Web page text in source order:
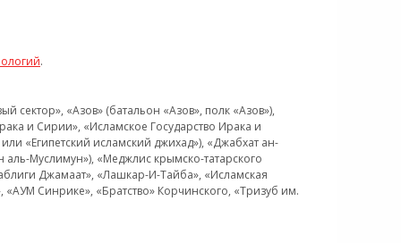
.
«Азов» (батальон «Азов», полк «Азов»),
и Сирии», «Исламское Государство Ирака и
«Египетский исламский джихад»), «Джабхат ан-
Муслимун»), «Меджлис крымско-татарского
Джамаат», «Лашкар-И-Тайба», «Исламская
Синрике», «Братство» Корчинского, «Тризуб им.